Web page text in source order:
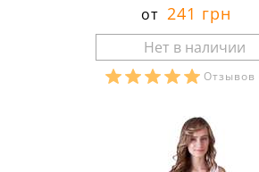
от 241 грн
Отзывов